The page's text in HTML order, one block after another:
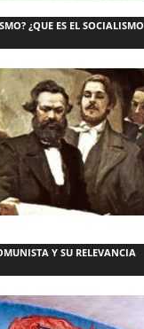
¿QUE ES EL SOCIALISMO
Y SU RELEVANCIA